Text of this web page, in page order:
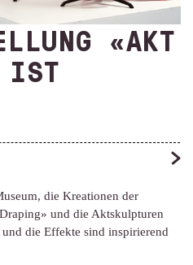
«AKT
IST
die Kreationen der
und die Aktskulpturen
die Effekte sind inspirierend